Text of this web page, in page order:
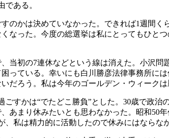
である。
のかは決めていなかった。できれば1週間
なった。今度の総選挙は私にとってもひと
当初の7連休などという線は消えた。小沢
っている。幸いにも白川勝彦法律事務所に
だろう。私は今年のゴールデン・ウィークは
ごすかは“でたどこ勝負”とした。30歳で政
あまり休みたいとも思わなかった。昭和50
、私は精力的に活動したので休みにはならな